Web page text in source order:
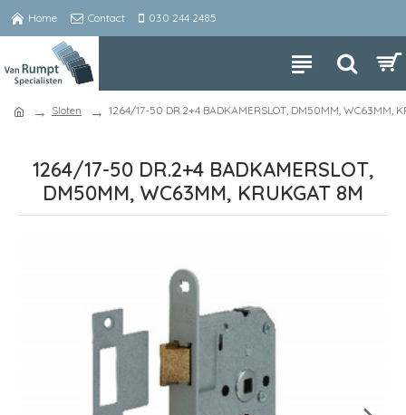
Home Contact 030 244 2485
Sloten 1264/17-50 DR.2+4 BADKAMERSLOT, DM50MM, WC63MM,
1264/17-50 DR.2+4 BADKAMERSLOT,
DM50MM, WC63MM, KRUKGAT 8M